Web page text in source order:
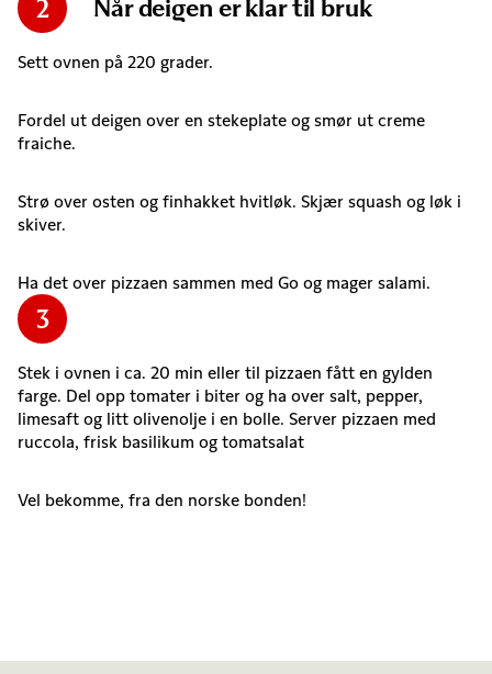
2
Sett ovnen på 220 grader.
Fordel ut deigen over en stekeplate og smør ut creme
fraiche.
Strø over osten og finhakket hvitløk. Skjær squash og løk i
skiver.
Ha det over pizzaen sammen med Go og mager salami.
3
Stek i ovnen i ca. 20 min eller til pizzaen fått en gylden
farge. Del opp tomater i biter og ha over salt, pepper,
limesaft og litt olivenolje i en bolle. Server pizzaen med
ruccola, frisk basilikum og tomatsalat
Vel bekomme, fra den norske bonden!